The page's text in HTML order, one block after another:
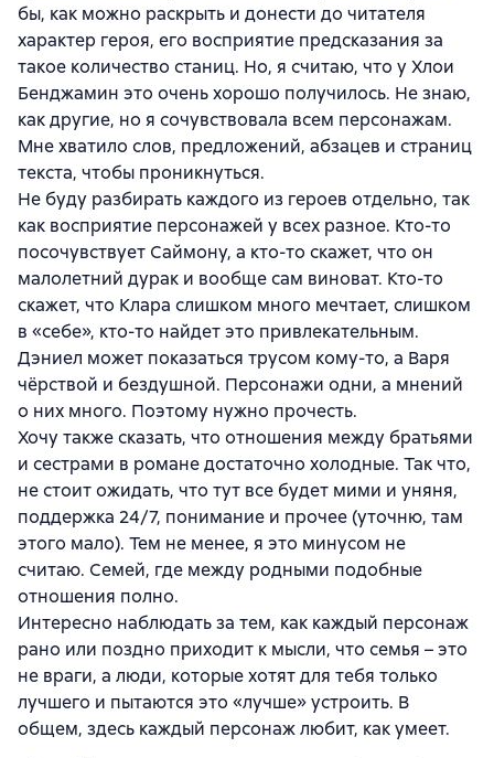
бы, как можно раскрыть и донести до читателя
характер героя, его восприятие предсказания за
такое количество станиц. Но, я считаю, что у Хлои
Бенджамин это очень хорошо получилось. Не знаю,
как другие, но я сочувствовала всем персонажам.
Мне хватило слов, предложений, абзацев и страниц
текста, чтобы проникнуться.
Не буду разбирать каждого из героев отдельно, так
как восприятие персонажей у всех разное. Кто-то
посочувствует Саймону, а кто-то скажет, что он
малолетний дурак и вообще сам виноват. Кто-то
скажет, что Клара слишком много мечтает, слишком
в «себе», кто-то найдет это привлекательным.
Дэниел может показаться трусом кому-то, а Варя
чёрствой и бездушной. Персонажи одни, а мнений
о них много. Поэтому нужно прочесть.
Хочу также сказать, что отношения между братьями
и сестрами в романе достаточно холодные. Так что,
не стоит ожидать, что тут все будет мими и уняня,
поддержка 24/7, понимание и прочее (уточню, там
этого мало). Тем не менее, я это минусом не
считаю. Семей, где между родными подобные
отношения полно.
Интересно наблюдать за тем, как каждый персонаж
рано или поздно приходит к мысли, что семья – это
не враги, а люди, которые хотят для тебя только
лучшего и пытаются это «лучше» устроить. В
общем, здесь каждый персонаж любит, как умеет.